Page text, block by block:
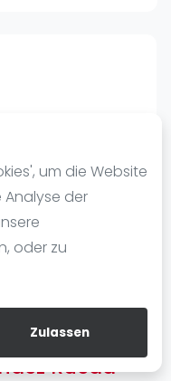
um die Website
der
oder zu
Zulassen
Rueda
erstellen
Rueda